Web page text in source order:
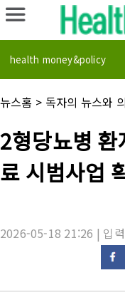
health money&policy
채
널
:
뉴스홈 > 독자의 뉴스와
기
사
목
:
2형당뇨병
료 시범사업
2026-05-18 21:26 | 입